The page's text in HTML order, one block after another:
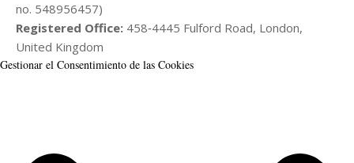
no. 548956457)
Registered Office: 458‑4445 Fulford Road, London,
United Kingdom
Gestionar el Consentimiento de las Cookies